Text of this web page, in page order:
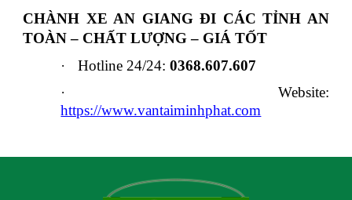
CHÀNH XE AN GIANG ĐI CÁC TỈNH AN
TOÀN – CHẤT LƯỢNG – GIÁ TỐT
·
Hotline 24/24:0368.607.607
·
Website:
https://www.vantaiminhphat.com